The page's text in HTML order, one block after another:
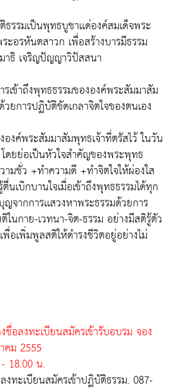
รรมเป็นพุทธบูชาเเด่องค์สมเด็จพระ
ะอรหันตสาวก เพื่อสร้างบารมีธรรม
าธิ เจริญปัญญาวิปัสสนา
รเข้าถึงพุทธธรรมขององค์พระสัมมาสัม
วยการปฏิบัติขัดเกลาจิตใจของตนเอง
องค์พระสัมมาสัมพุทธเจ้าที่ตรัสไว้ ในวัน
ดยย่อเป็นหัวใจสำคัญของพระพุทธ
ามชั่ว +ทำความดี +ทำจิตใจให้ผ่องใส
ตื่นเบิกบานใจเมื่อเข้าถึงพุทธธรรมได้ทุก
จากการเเสวงหาพระธรรมด้วยการ
ในกาย-เวทนา-จิต-ธรรม อย่างมีสติรู้ตัว
อเพิ่มพูลสติให้ดำรงชีวิตอยู่อย่างไม่
ชื่อลงทะเบียนสมัครเข้ารับอบรม จอง
คม 2555
- 18.00 น.
ลงทะเบียนสมัครเข้าปฏิบัติธรรม. 087-